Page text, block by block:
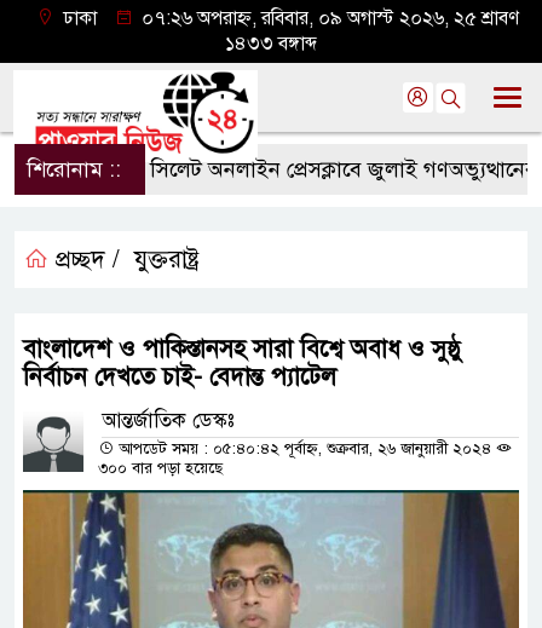
ঢাকা
০৭:২৬ অপরাহ্ন, রবিবার, ০৯ অগাস্ট ২০২৬, ২৫ শ্রাবণ
১৪৩৩ বঙ্গাব্দ
শিরোনাম ::সিলেট অনলাইন প্রেসক্লাবে জুলাই গণঅভ্যুত্থানের
প্রচ্ছদ / যুক্তরাষ্ট্র
বাংলাদেশ ও পাকিস্তানসহ সারা বিশ্বে অবাধ ও সুষ্ঠু
নির্বাচন দেখতে চাই- বেদান্ত প্যাটেল
আন্তর্জাতিক ডেস্কঃ
আপডেট সময় : ০৫:৪০:৪২ পূর্বাহ্ন, শুক্রবার, ২৬ জানুয়ারী ২০২৪
৩০০ বার পড়া হয়েছে